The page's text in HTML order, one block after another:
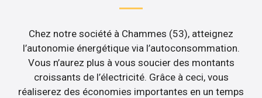
Chez notre société à Chammes (53), atteignez
l’autonomie énergétique via l’autoconsommation.
Vous n’aurez plus à vous soucier des montants
croissants de l’électricité. Grâce à ceci, vous
réaliserez des économies importantes en un temps